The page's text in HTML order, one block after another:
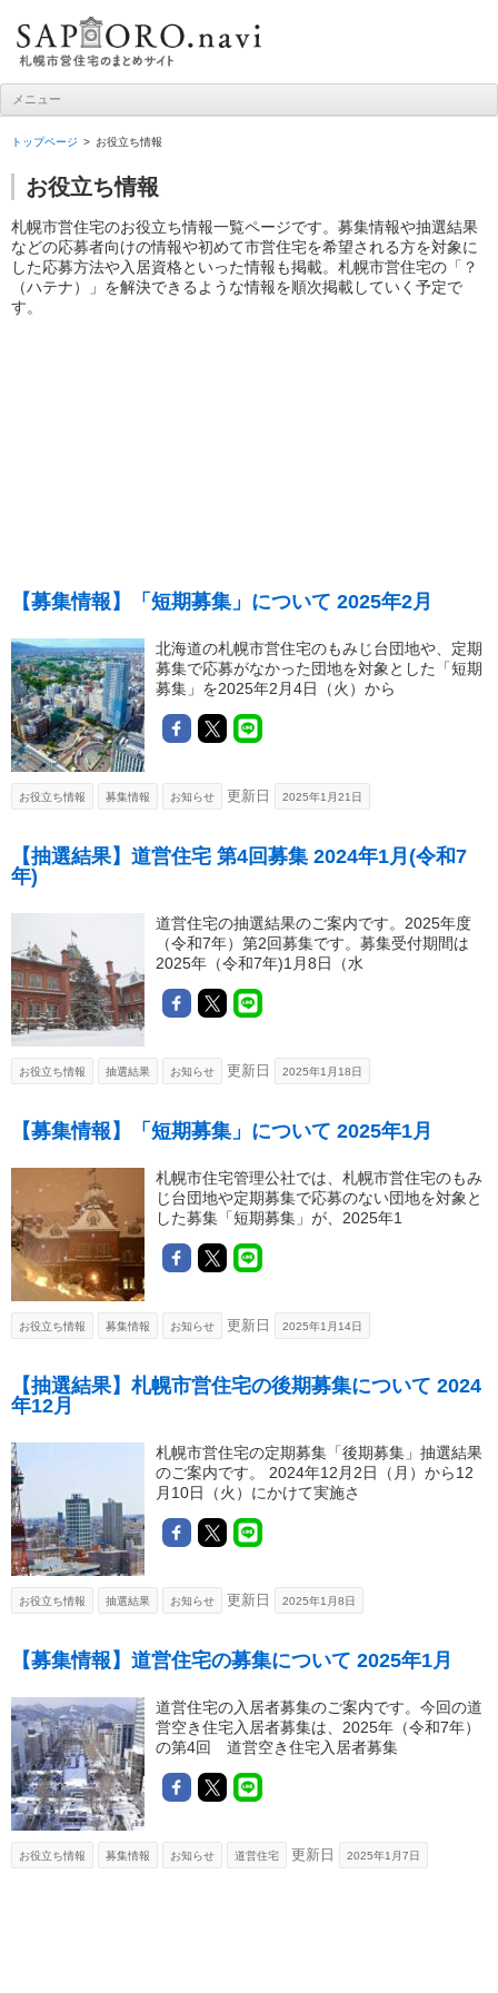
札幌市営住宅ナビ
メニュー
トップページ お役立ち情報
お役立ち情報
札幌市営住宅のお役立ち情報一覧ページです。募集情報や抽選結果
などの応募者向けの情報や初めて市営住宅を希望される方を対象に
した応募方法や入居資格といった情報も掲載。札幌市営住宅の「？
（ハテナ）」を解決できるような情報を順次掲載していく予定で
す。
【募集情報】「短期募集」について 2025年2月
北海道の札幌市営住宅のもみじ台団地や、定期
募集で応募がなかった団地を対象とした「短期
募集」を2025年2月4日（火）から
お役立ち情報 募集情報 お知らせ 更新日 2025年1月21日
【抽選結果】道営住宅 第4回募集 2024年1月(令和7
年)
道営住宅の抽選結果のご案内です。2025年度
（令和7年）第2回募集です。募集受付期間は
2025年（令和7年)1月8日（水
お役立ち情報 抽選結果 お知らせ 更新日 2025年1月18日
【募集情報】「短期募集」について 2025年1月
札幌市住宅管理公社では、札幌市営住宅のもみ
じ台団地や定期募集で応募のない団地を対象と
した募集「短期募集」が、2025年1
お役立ち情報 募集情報 お知らせ 更新日 2025年1月14日
【抽選結果】札幌市営住宅の後期募集について 2024
年12月
札幌市営住宅の定期募集「後期募集」抽選結果
のご案内です。 2024年12月2日（月）から12
月10日（火）にかけて実施さ
お役立ち情報 抽選結果 お知らせ 更新日 2025年1月8日
【募集情報】道営住宅の募集について 2025年1月
道営住宅の入居者募集のご案内です。今回の道
営空き住宅入居者募集は、2025年（令和7年）
の第4回 道営空き住宅入居者募集
お役立ち情報 募集情報 お知らせ 道営住宅 更新日 2025年1月7日